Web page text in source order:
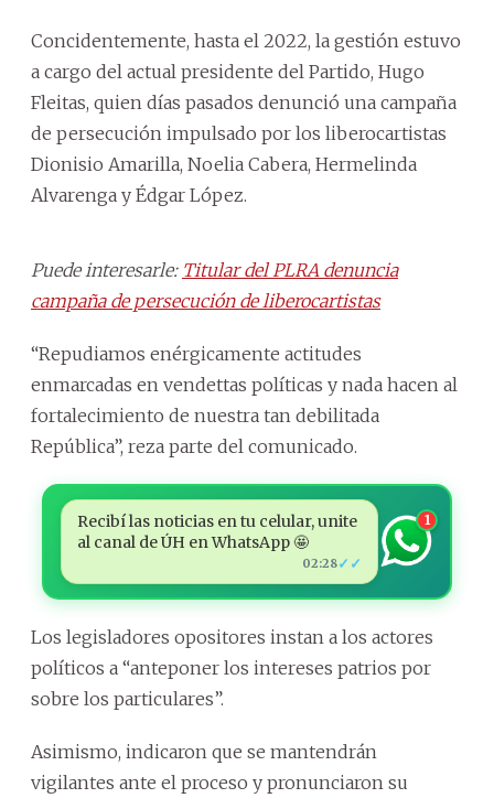
Concidentemente, hasta el 2022, la gestión estuvo
a cargo del actual presidente del Partido, Hugo
Fleitas, quien días pasados denunció una campaña
de persecución impulsado por los liberocartistas
Dionisio Amarilla, Noelia Cabera, Hermelinda
Alvarenga y Édgar López.
Puede interesarle: Titular del PLRA denuncia
campaña de persecución de liberocartistas
“Repudiamos enérgicamente actitudes
enmarcadas en vendettas políticas y nada hacen al
fortalecimiento de nuestra tan debilitada
República”, reza parte del comunicado.
Recibí las noticias en tu celular, unite
al canal de ÚH en WhatsApp 🤩
02:28✓✓
1
Los legisladores opositores instan a los actores
políticos a “anteponer los intereses patrios por
sobre los particulares”.
Asimismo, indicaron que se mantendrán
vigilantes ante el proceso y pronunciaron su